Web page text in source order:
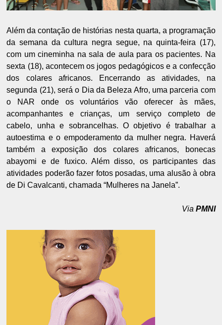
Além da contação de histórias nesta quarta, a programação
da semana da cultura negra segue, na quinta-feira (17),
com um cineminha na sala de aula para os pacientes. Na
sexta (18), acontecem os jogos pedagógicos e a confecção
dos colares africanos. Encerrando as atividades, na
segunda (21), será o Dia da Beleza Afro, uma parceria com
o NAR onde os voluntários vão oferecer às mães,
acompanhantes e crianças, um serviço completo de
cabelo, unha e sobrancelhas. O objetivo é trabalhar a
autoestima e o empoderamento da mulher negra. Haverá
também a exposição dos colares africanos, bonecas
abayomi e de fuxico. Além disso, os participantes das
atividades poderão fazer fotos posadas, uma alusão à obra
de Di Cavalcanti, chamada “Mulheres na Janela”.
Via PMNI